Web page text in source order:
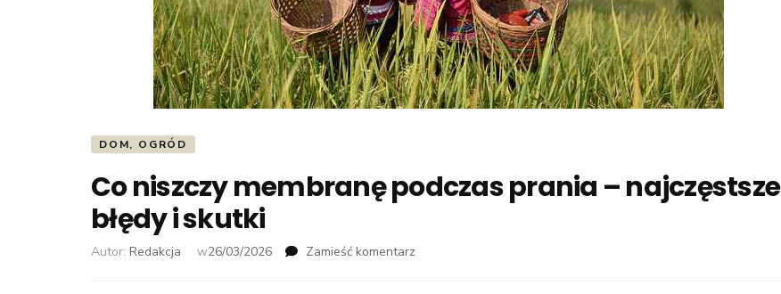
DOM, OGRÓD
Co niszczy membranę podczas prania – najczęstsze
błędy i skutki
Autor: Redakcja w26/03/2026 Zamieść komentarz